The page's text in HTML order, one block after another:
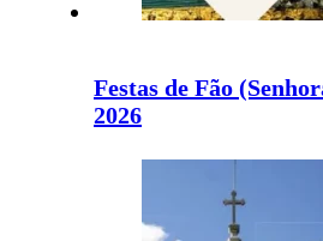
Festas de Fão
2026